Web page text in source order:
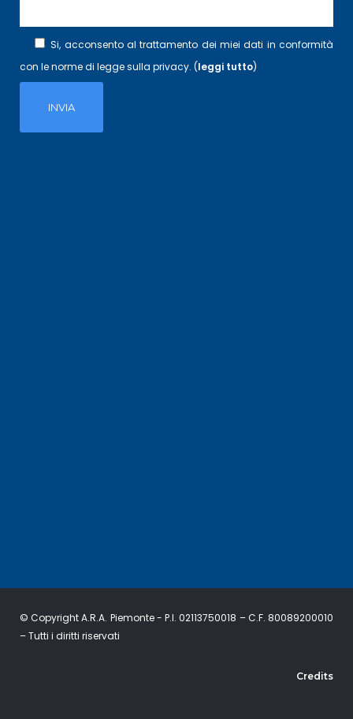
Si, acconsento al trattamento dei miei dati in conformità
con le norme di legge sulla privacy. (leggi tutto)
© Copyright A.R.A. Piemonte - P.I. 02113750018 – C.F. 80089200010
– Tutti i diritti riservati
Credits